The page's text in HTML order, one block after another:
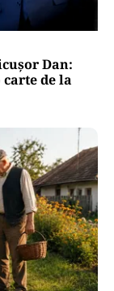
Dan:
de la